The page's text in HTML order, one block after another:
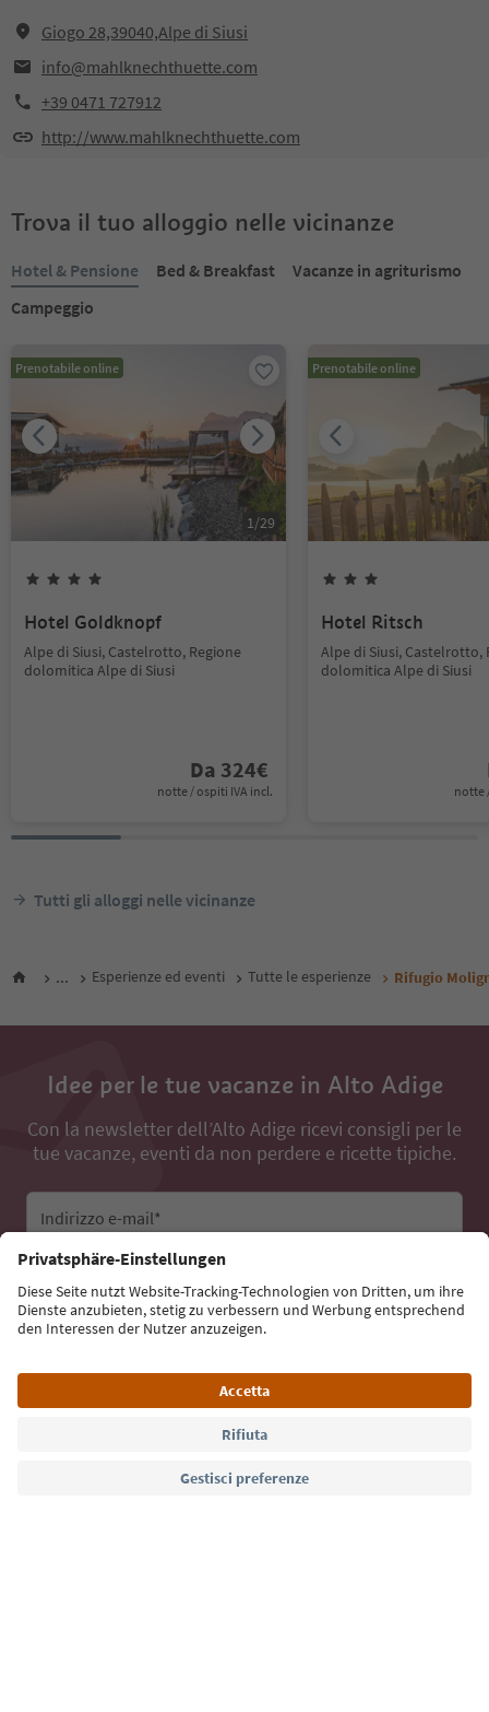
Giogo 28,39040,Alpe di Siusi
info@mahlknechthuette.com
+39 0471 727912
http://www.mahlknechthuette.com
Trova il tuo alloggio nelle vicinanze
Hotel & Pensione Bed & Breakfast
Vacanze in agriturismo
Campeggio
Prenotabile online
1/29
Hotel Goldknopf
Alpe di Siusi, Castelrotto, Regione
dolomitica Alpe di Siusi
Da 324€
notte / ospiti IVA incl.
Prenotabile online
Hotel Ritsch
Alpe di Siusi, Castelrotto,
dolomitica Alpe di Siusi
notte
Tutti gli alloggi nelle vicinanze
... Esperienze ed eventi Tutte le esperienze Rifugio
Idee per le tue vacanze in Alto Adige
Con la newsletter dell’Alto Adige ricevi consigli per le
tue vacanze, eventi da non perdere e ricette tipiche.
Indirizzo e-mail*
Iscriviti alla newsletter